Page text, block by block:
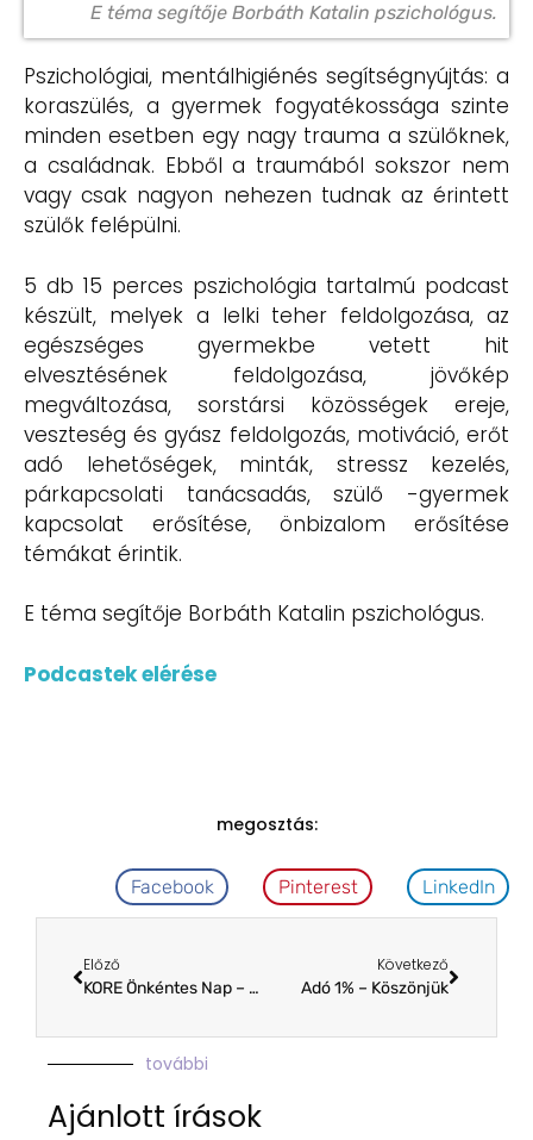
E téma segítője Borbáth Katalin pszichológus.
Pszichológiai, mentálhigiénés segítségnyújtás: a
koraszülés, a gyermek fogyatékossága szinte
minden esetben egy nagy trauma a szülőknek,
a családnak. Ebből a traumából sokszor nem
vagy csak nagyon nehezen tudnak az érintett
szülők felépülni.
5 db 15 perces pszichológia tartalmú podcast
készült, melyek a lelki teher feldolgozása, az
egészséges gyermekbe vetett hit
elvesztésének feldolgozása, jövőkép
megváltozása, sorstársi közösségek ereje,
veszteség és gyász feldolgozás, motiváció, erőt
adó lehetőségek, minták, stressz kezelés,
párkapcsolati tanácsadás, szülő -gyermek
kapcsolat erősítése, önbizalom erősítése
témákat érintik.
E téma segítője Borbáth Katalin pszichológus.
Podcastek elérése
megosztás:
Facebook Pinterest LinkedIn
Előző
KORE Önkéntes Nap – 2024. 09. 15.
Következő
Adó 1% – Köszönjük
további
Ajánlott írások